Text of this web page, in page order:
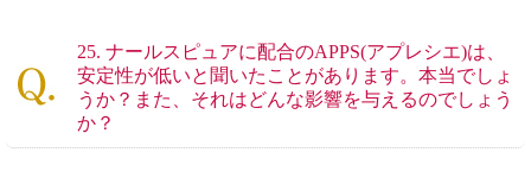
25. ナールスピュアに配合のAPPS(アプレシエ)は、
安定性が低いと聞いたことがあります。本当でしょ
うか？また、それはどんな影響を与えるのでしょう
か？